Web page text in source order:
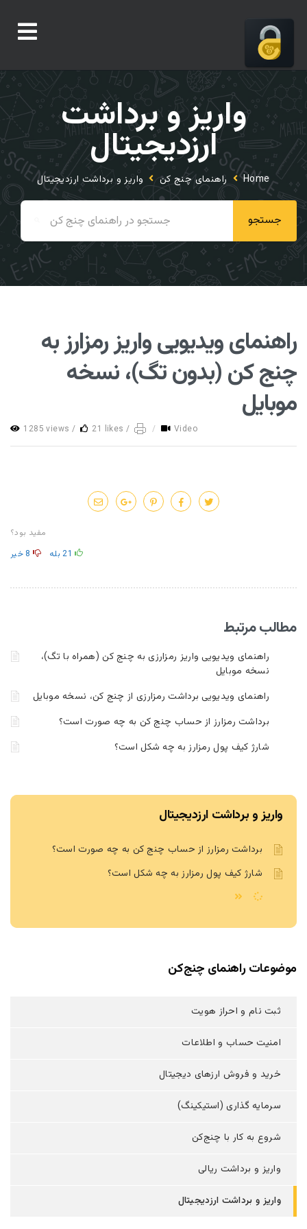
واریز و برداشت
ارزدیجیتال
Home راهنمای چنج کن واریز و برداشت ارزدیجیتال
راهنمای ویدیویی واریز رمزارز به
چنج کن (بدون تگ)، نسخه
موبایل
1285 views / 21 likes / / Video
مفید بود؟
21 بله 8 خیر
مطالب مرتبط
راهنمای ویدیویی واریز رمزارزی به چنج کن (همراه با تگ)،
نسخه موبایل
راهنمای ویدیویی برداشت رمزارزی از چنج کن، نسخه موبایل
برداشت رمزارز از حساب چنج کن به چه صورت است؟
شارژ کیف پول رمزارز به چه شکل است؟
واریز و برداشت ارزدیجیتال
برداشت رمزارز از حساب چنج کن به چه صورت است؟
شارژ کیف پول رمزارز به چه شکل است؟
موضوعات راهنمای چنج‌کن
ثبت نام و احراز هویت
امنیت حساب و اطلاعات
خرید و فروش ارزهای دیجیتال
سرمایه گذاری (استیکینگ)
شروع به کار با چنج‌کن
واریز و برداشت ریالی
واریز و برداشت ارزدیجیتال